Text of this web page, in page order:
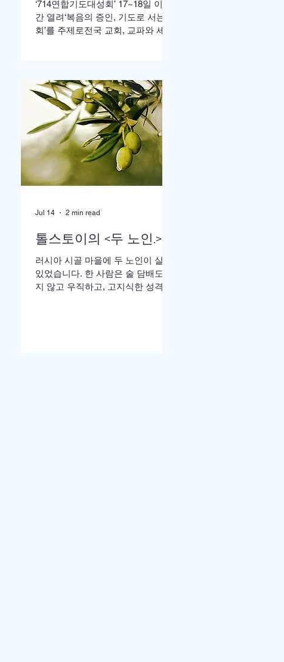
‘714연합기도대성회’ 17~18일 이틀
간 열려‘복음의 증인, 기도로 서는 교
회’를 주제로전국 교회, 교파와 세대
저녁 서울 송파구 잠실학생체육관.
찬양 ‘우리 오늘 눈물로’가 나오자
5200여명의 성도들이 하나둘 자리
에서 일어섰다. “오래 황폐하였던 이
땅”이라는 가사가 울려 퍼질 때는 두
손을 높이 든 채 눈을 감고 기도하는
이들의 모습이 곳곳에 눈에 띄었다.
어떤 이는 손수건으로 눈물을 훔쳤
고, 어떤 이는 두 손을 맞잡은 채 나
다. 714연합기도운동본부(공동대표
한 ‘714연합기도대성회’가 이날 ‘복
로 막을 올렸다. 18일까지 이어지는
이번 집회는 교파와 세대를 넘어 한
국교회의 영적 각성과 회복, 나라와
톨스토이의 <두 노인.>
러시아 시골 마을에 두 노인이 살고
있었습니다. 한 사람은 술 담배도 하
지 않고 우직하고, 고지식한 성격으
Jul 14 2 min read